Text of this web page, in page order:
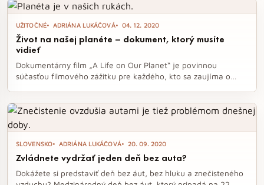
UŽITOČNÉ ADRIÁNA LUKÁČOVÁ 04. 12. 2020
Život na našej planéte – dokument, ktorý musíte
vidieť
Dokumentárny film „A Life on Our Planet“ je povinnou
súčasťou filmového zážitku pre každého, kto sa zaujíma o
víziu o tom, čo môžeme ešte zmeniť. Sledovanie tohto
dokumentu vás nielenže emotívne zasiahne, ale aj inšpiruje k
akcii na záchranu našej Zeme.
SLOVENSKO ADRIÁNA LUKÁČOVÁ 20. 09. 2020
Zvládnete vydržať jeden deň bez auta?
Dokážete si predstaviť deň bez áut, bez hluku a znečisteného